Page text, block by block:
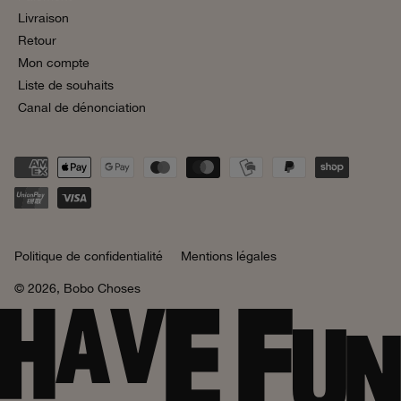
Livraison
Retour
Mon compte
Liste de souhaits
Canal de dénonciation
Politique de confidentialité Mentions légales
© 2026, Bobo Choses